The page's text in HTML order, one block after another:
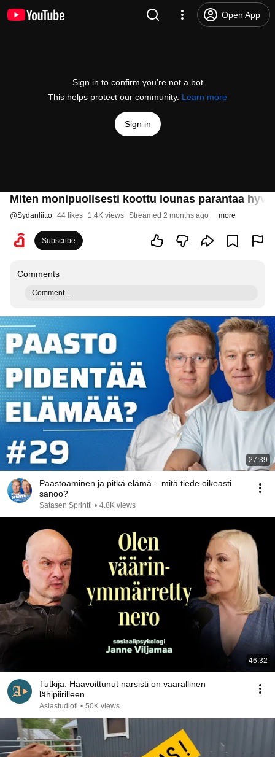
Open App
Sign in to confirm you’re not a bot
This helps protect our community. Learn more
Sign in
Miten monipuolisesti koottu lounas parantaa
@Sydanliitto 44 likes 1.4K views Streamed 2 months ago more
Subscribe
Comments
Comment...
27:39
Paastoaminen ja pitkä elämä – mitä tiede oikeasti
sanoo?
Satasen Sprintti • 4.8K views
46:32
Tutkija: Haavoittunut narsisti on vaarallinen
lähipiirilleen
Asiastudiofi • 50K views